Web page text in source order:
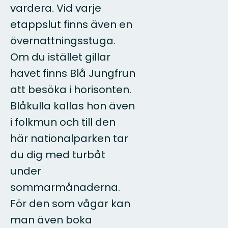
vardera. Vid varje
etappslut finns även en
övernattningsstuga.
Om du istället gillar
havet finns Blå Jungfrun
att besöka i horisonten.
Blåkulla kallas hon även
i folkmun och till den
här nationalparken tar
du dig med turbåt
under
sommarmånaderna.
För den som vågar kan
man även boka